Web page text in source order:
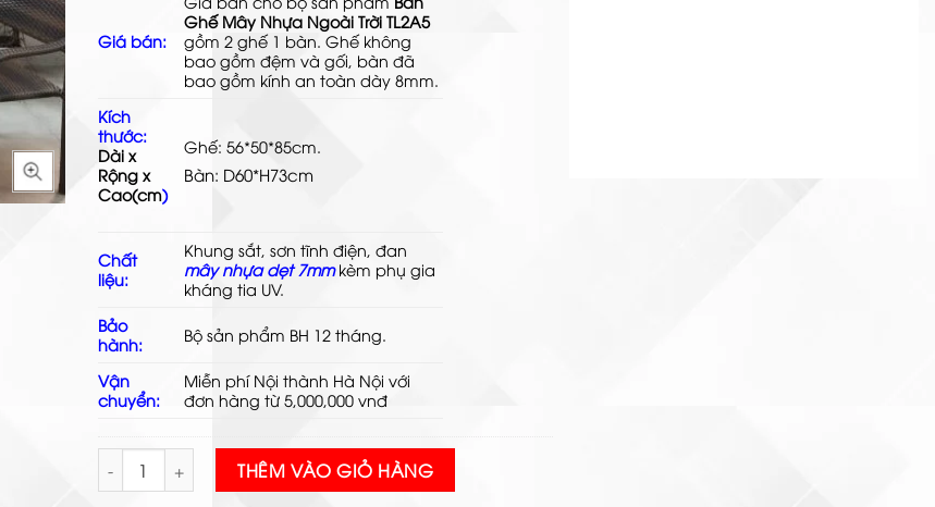
Sản phẩm bán chạy
Giá bán:
Ghế Mây Nhựa Ngoài Trời TL2A5
gồm 2 ghế 1 bàn. Ghế không
bao gồm đệm và gối, bàn đã
bao gồm kính an toàn dày 8mm.
Kích
thước:
Dài x
Rộng x
Cao(cm)
Ghế: 56*50*85cm.
Bàn: D60*H73cm
Chất
liệu:
Khung sắt, sơn tĩnh điện, đan
mây nhựa dẹt 7mmkèm phụ gia
kháng tia UV.
Bảo
hành:
Bộ sản phẩm BH 12 tháng.
Vận
chuyển:
Miễn phí Nội thành Hà Nội với
đơn hàng từ 5,000,000 vnđ
Bàn Ghế Mây Nhựa Ngoài Trời TL2A5 số lượng
THÊM VÀO GIỎ HÀNG